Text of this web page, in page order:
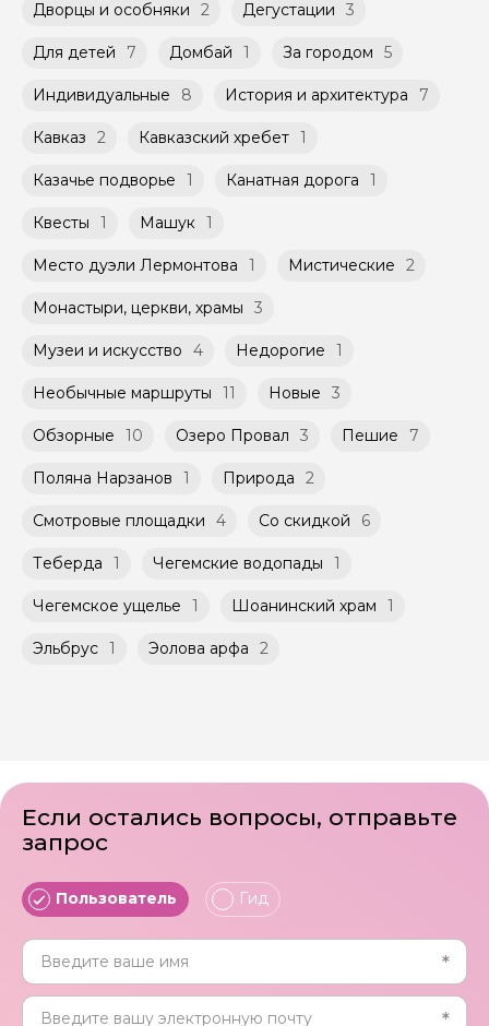
указанной на странице самого тура и
Агрегатором дополнительного соглашения
к Оферте Сервиса.
Способы оплаты на сайте: Картой
российского банка можно оплатить любую
экскурсию.
Мини-группы проводятся на тех же
условиях, что и групповые, но с количество
участников ограничено (группа может быть
Дворцы и особняки 2 Дегустации 3
Для детей 7 Домбай 1 За городом 5
Индивидуальные 8 История и архитектура 7
Кавказ 2 Кавказский хребет 1
Казачье подворье 1 Канатная дорога 1
Квесты 1 Машук 1
Место дуэли Лермонтова 1 Мистические 2
Монастыри, церкви, храмы 3
Музеи и искусство 4 Недорогие 1
Необычные маршруты 11 Новые 3
Обзорные 10 Озеро Провал 3 Пешие 7
Поляна Нарзанов 1 Природа 2
Смотровые площадки 4 Со скидкой 6
Теберда 1 Чегемские водопады 1
Чегемское ущелье 1 Шоанинский храм 1
Эльбрус 1 Эолова арфа 2
Если остались вопросы, отправьте
запрос
Пользователь Гид